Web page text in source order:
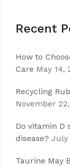
Recent
How to
Care May 14,
Recycling
November
Do vitamin D
disease? July
Taurine May